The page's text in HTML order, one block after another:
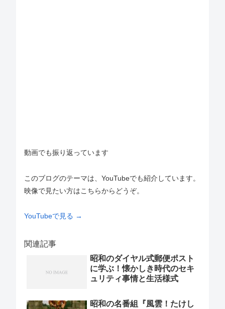
動画でも振り返っています
このブログのテーマは、YouTubeでも紹介しています。
映像で見たい方はこちらからどうぞ。
YouTubeで見る →
関連記事
昭和のダイヤル式郵便ポスト
に学ぶ！懐かしき時代のセキ
ュリティ事情と生活様式
昭和の名番組『風雲！たけし